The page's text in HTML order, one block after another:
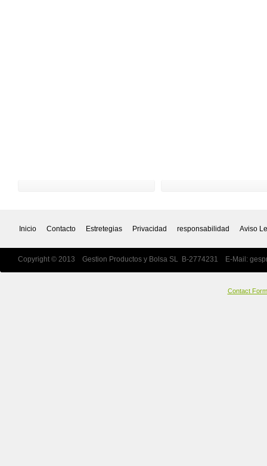
Inicio Contacto Estretegias Privacidad responsabilidad Aviso
Copyright © 2013 Gestion Productos y Bolsa SL B-2774231 E-Mail:
Contact Form